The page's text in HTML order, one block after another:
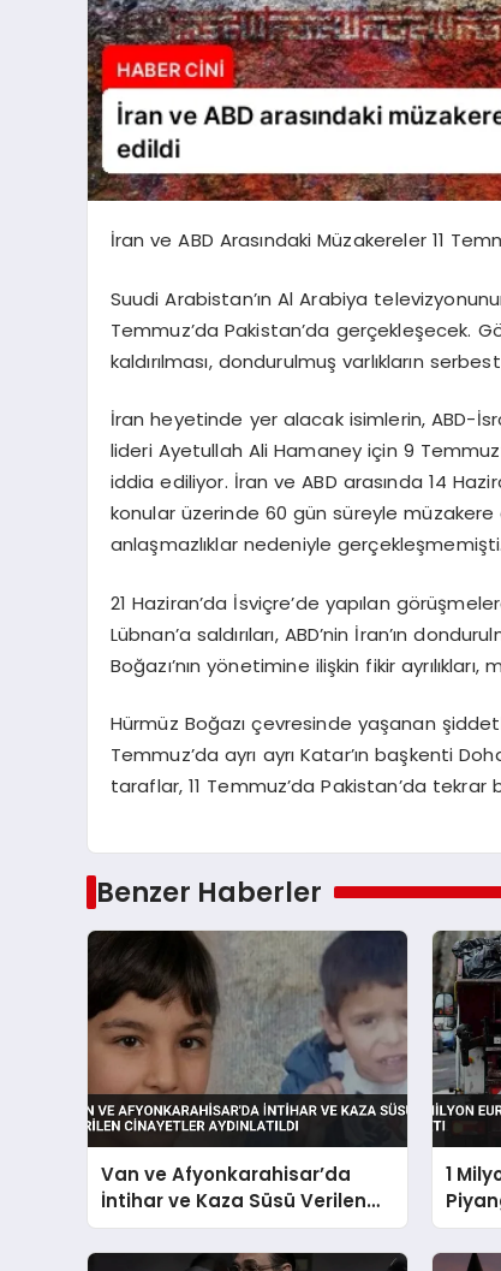
İran ve ABD Arasındaki Müzakereler 11
Suudi Arabistan’ın Al Arabiya
Temmuz’da Pakistan’da gerçekleşecek.
kaldırılması, dondurulmuş varlıkların
İran heyetinde yer alacak isimlerin, ABD-
lideri Ayetullah Ali Hamaney için 9
iddia ediliyor. İran ve ABD arasında 14
konular üzerinde 60 gün süreyle
anlaşmazlıklar nedeniyle gerçekleşmemişti.
21 Haziran’da İsviçre’de yapılan
Lübnan’a saldırıları, ABD’nin İran’ın
Boğazı’nın yönetimine ilişkin fikir
Hürmüz Boğazı çevresinde yaşanan
Temmuz’da ayrı ayrı Katar’ın başkenti
taraflar, 11 Temmuz’da Pakistan’da
Benzer Haberler
Van ve Afyonkarahisar’da
İntihar ve Kaza Süsü Verilen
Cinayetler Aydınlatıldı
1